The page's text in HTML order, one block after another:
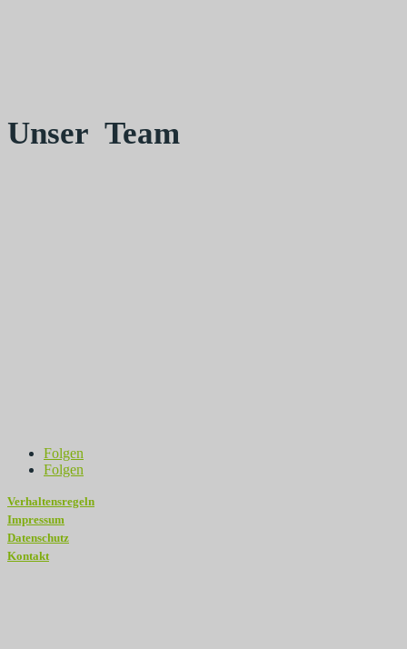
Unser Team
Folgen
Folgen
Verhaltensregeln
Impressum
Datenschutz
Kontakt